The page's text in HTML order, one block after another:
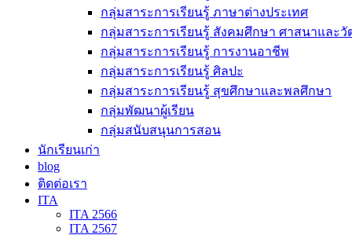
กลุ่มสาระการเรียนรู้ ภาษาต่างประเทศ
กลุ่มสาระการเรียนรู้ สังคมศึกษา ศาสนาและ
กลุ่มสาระการเรียนรู้ การงานอาชีพ
กลุ่มสาระการเรียนรู้ ศิลปะ
กลุ่มสาระการเรียนรู้ สุขศึกษาและพลศึกษา
กลุ่มพัฒนาผู้เรียน
กลุ่มสนับสนุนการสอน
นักเรียนเก่า
blog
ติดต่อเรา
ITA
ITA 2566
ITA 2567